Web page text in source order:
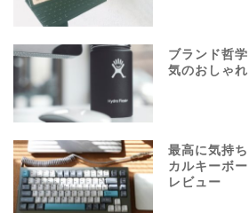
ブランド哲
気のおしゃ
最高に気持
カルキーボ
レビュー